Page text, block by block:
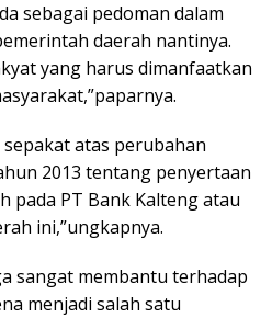
sebagai pedoman dalam
daerah nantinya.
yang harus dimanfaatkan
sepakat atas perubahan
2013 tentang penyertaan
pada PT Bank Kalteng atau
ini,”ungkapnya.
sangat membantu terhadap
menjadi salah satu